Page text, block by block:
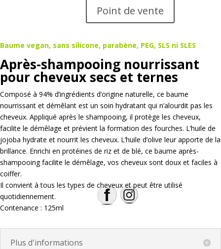
Point de vente
Baume vegan, sans silicone, parabène, PEG, SLS ni SLES
Après-shampooing nourrissant
pour cheveux secs et ternes
Composé à 94% d’ingrédients d’origine naturelle, ce baume
nourrissant et démêlant est un soin hydratant qui n’alourdit pas les
cheveux. Appliqué après le shampooing, il protège les cheveux,
facilite le démêlage et prévient la formation des fourches. L’huile de
jojoba hydrate et nourrit les cheveux. L’huile d’olive leur apporte de la
brillance. Enrichi en protéines de riz et de blé, ce baume après-
shampooing facilite le démêlage, vos cheveux sont doux et faciles à
coiffer.
Il convient à tous les types de cheveux et peut être utilisé
quotidiennement.
Contenance : 125ml
Plus d'informations